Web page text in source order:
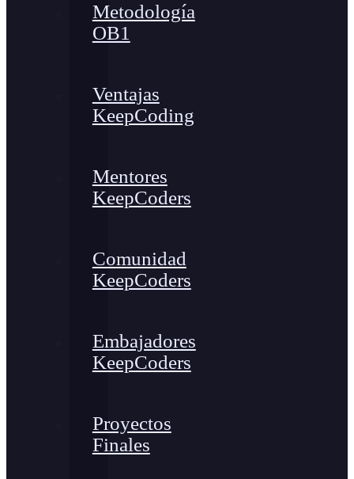
Metodología
OB1
Ventajas
KeepCoding
Mentores
KeepCoders
Comunidad
KeepCoders
Embajadores
KeepCoders
Proyectos
Finales